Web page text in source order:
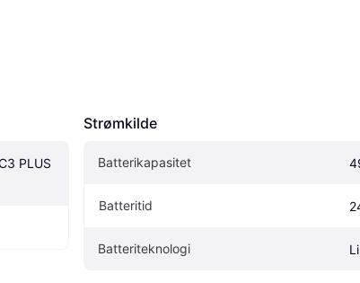
PLUS
Strømkilde
Batterikapasitet
Batteritid
Batteriteknologi